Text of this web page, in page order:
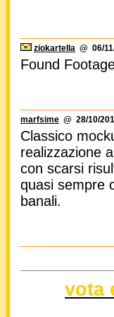
ziokartella @ 06/
Found
marfsime @ 28/10/
Classico
realizzazione
con scarsi
quasi sempre
banali.
vota